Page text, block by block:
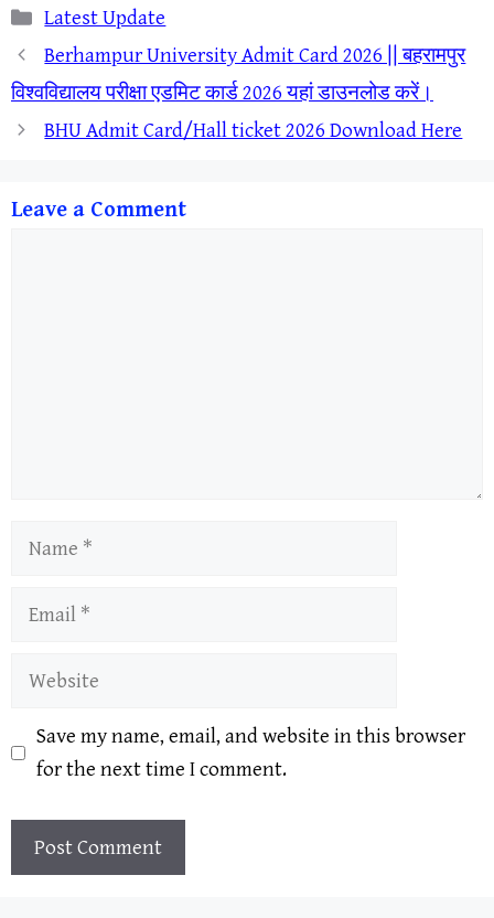
Categories
Latest Update
Berhampur University Admit Card 2026 || बहरामपुर
विश्वविद्यालय परीक्षा एडमिट कार्ड 2026 यहां डाउनलोड करें।
BHU Admit Card/Hall ticket 2026 Download Here
Leave a Comment
Name
Email
Website
Save my name, email, and website in this browser
for the next time I comment.